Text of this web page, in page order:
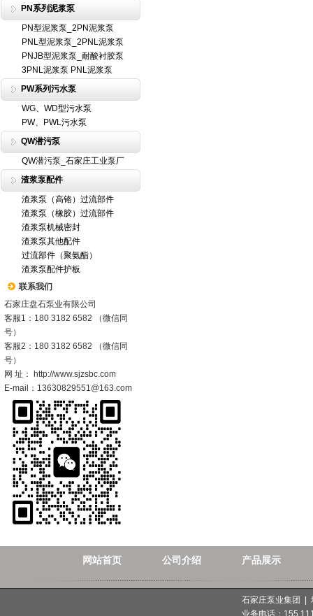
PN系列泥浆泵
PN型泥浆泵_2PN泥浆泵
PNL型泥浆泵_2PNL泥浆泵
PNJB型泥浆泵_耐酸衬胶泵
3PNL泥浆泵 PNL泥浆泵
PW系列污水泵
WG、WD型污水泵
PW、PWL污水泵
QW潜污泵
QW潜污泵_石家庄工业泵厂
渣浆泵配件
渣浆泵（高铬）过流部件
渣浆泵（橡胶）过流部件
渣浆泵机械密封
渣浆泵其他配件
过流部件（聚氨酯）
渣浆泵配件护板
联系我们
石家庄盘石泵业有限公司
客服1：180 3182 6582 （微信同
号）
客服2：180 3182 6582 （微信同
号）
网 址： http://www.sjzsbc.com
E-mail：13630829551@163.com
网站首页 公司介绍 产品展示
石家庄泵业集团 |
业务电话：155